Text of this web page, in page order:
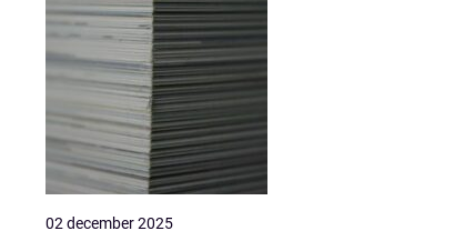
02 december 2025